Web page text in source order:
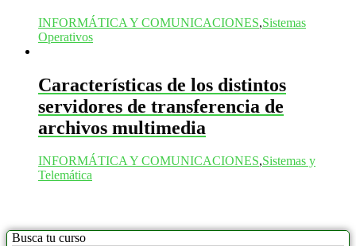
INFORMÁTICA Y COMUNICACIONES,Sistemas
Operativos
Características de los distintos
servidores de transferencia de
archivos multimedia
INFORMÁTICA Y COMUNICACIONES,Sistemas y
Telemática
Busca tu curso